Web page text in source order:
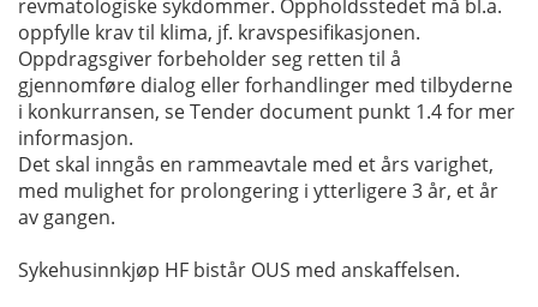
revmatologiske sykdommer. Oppholdsstedet må bl.a.
oppfylle krav til klima, jf. kravspesifikasjonen.
Oppdragsgiver forbeholder seg retten til å
gjennomføre dialog eller forhandlinger med tilbyderne
i konkurransen, se Tender document punkt 1.4 for mer
informasjon.
Det skal inngås en rammeavtale med et års varighet,
med mulighet for prolongering i ytterligere 3 år, et år
av gangen.
Sykehusinnkjøp HF bistår OUS med anskaffelsen.